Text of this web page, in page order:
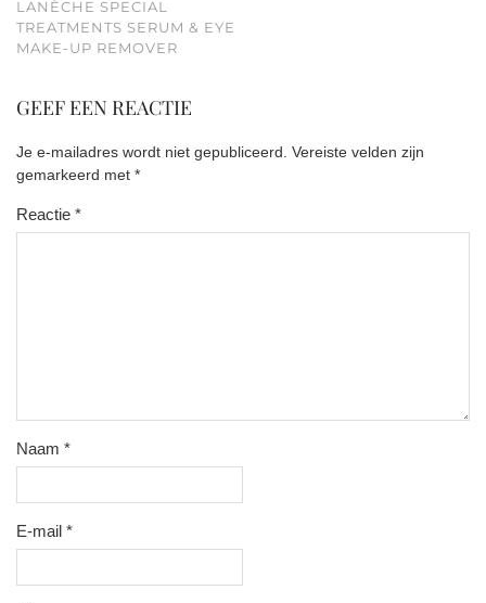
LANÈCHE SPECIAL
TREATMENTS SERUM & EYE
MAKE-UP REMOVER
GEEF EEN REACTIE
Je e-mailadres wordt niet gepubliceerd. Vereiste velden zijn
gemarkeerd met *
Reactie *
Naam *
E-mail *